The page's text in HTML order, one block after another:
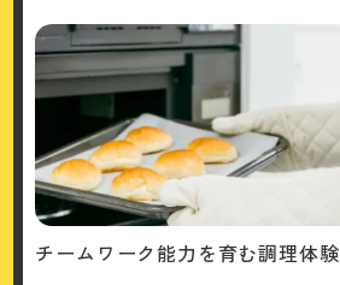
チームワーク能力を育む調理体験